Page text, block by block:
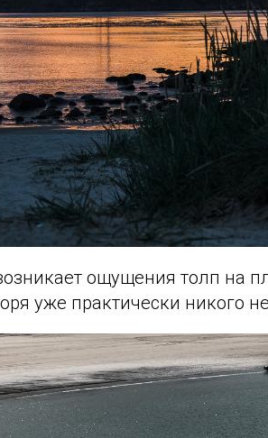
ощущения толп на
уже практически никого